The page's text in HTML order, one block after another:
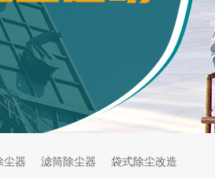
尘器 滤筒除尘器 袋式除尘改造